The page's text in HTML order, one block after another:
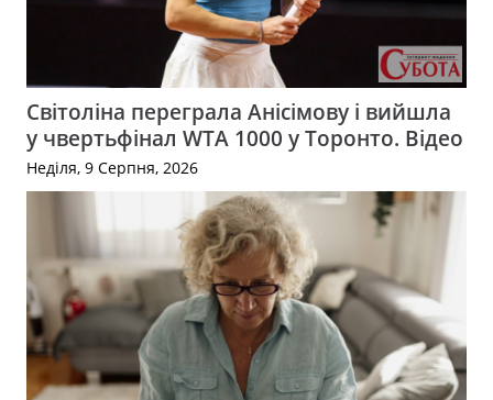
Світоліна переграла Анісімову і вийшла
у чвертьфінал WTA 1000 у Торонто. Відео
Неділя, 9 Серпня, 2026